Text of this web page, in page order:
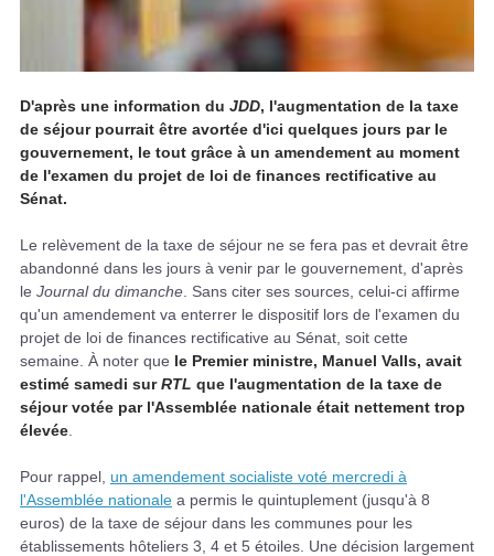
D'après une information du JDD, l'augmentation de la taxe
de séjour pourrait être avortée d'ici quelques jours par le
gouvernement, le tout grâce à un amendement au moment
de l'examen du projet de loi de finances rectificative au
Sénat.
Le relèvement de la taxe de séjour ne se fera pas et devrait être
abandonné dans les jours à venir par le gouvernement, d'après
le Journal du dimanche . Sans citer ses sources, celui-ci affirme
qu'un amendement va enterrer le dispositif lors de l'examen du
projet de loi de finances rectificative au Sénat, soit cette
semaine. À noter que le Premier ministre, Manuel Valls, avait
estimé samedi surRTL que l'augmentation de la taxe de
séjour votée par l'Assemblée nationale était nettement trop
élevée
Pour rappel, un amendement socialiste voté mercredi à
l'Assemblée nationale a permis le quintuplement (jusqu'à 8
euros) de la taxe de séjour dans les communes pour les
établissements hôteliers 3, 4 et 5 étoiles. Une décision largement